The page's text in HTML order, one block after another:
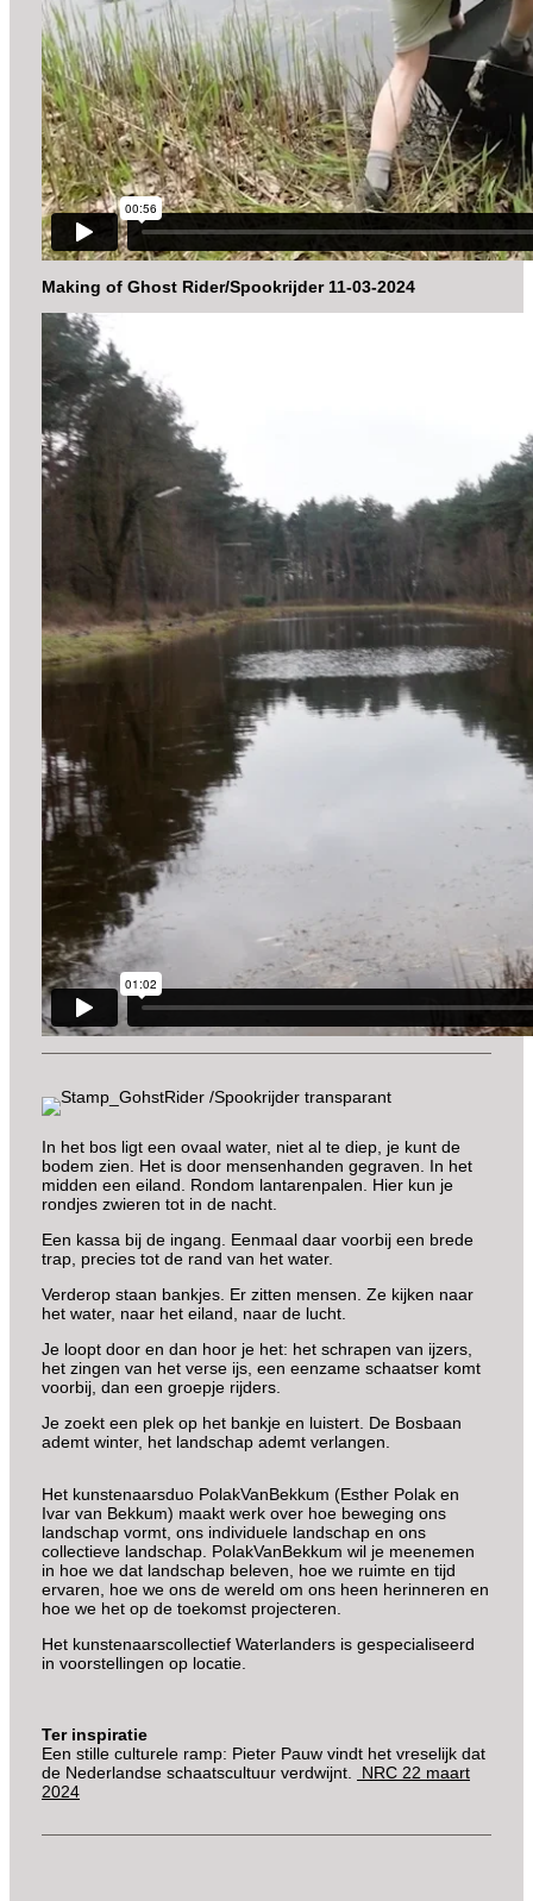
Making of Ghost Rider/Spookrijder 11-03-2024
In het bos ligt een ovaal water, niet al te diep, je kunt de
bodem zien. Het is door mensenhanden gegraven. In het
midden een eiland. Rondom lantarenpalen. Hier kun je
rondjes zwieren tot in de nacht.
Een kassa bij de ingang. Eenmaal daar voorbij een brede
trap, precies tot de rand van het water.
Verderop staan bankjes. Er zitten mensen. Ze kijken naar
het water, naar het eiland, naar de lucht.
Je loopt door en dan hoor je het: het schrapen van ijzers,
het zingen van het verse ijs, een eenzame schaatser komt
voorbij, dan een groepje rijders.
Je zoekt een plek op het bankje en luistert. De Bosbaan
ademt winter, het landschap ademt verlangen.
Het kunstenaarsduo PolakVanBekkum (Esther Polak en
Ivar van Bekkum) maakt werk over hoe beweging ons
landschap vormt, ons individuele landschap en ons
collectieve landschap. PolakVanBekkum wil je meenemen
in hoe we dat landschap beleven, hoe we ruimte en tijd
ervaren, hoe we ons de wereld om ons heen herinneren en
hoe we het op de toekomst projecteren.
Het kunstenaarscollectief Waterlanders is gespecialiseerd
in voorstellingen op locatie.
Ter inspiratie
Een stille culturele ramp: Pieter Pauw vindt het vreselijk dat
de Nederlandse schaatscultuur verdwijnt.
NRC 22 maart
2024